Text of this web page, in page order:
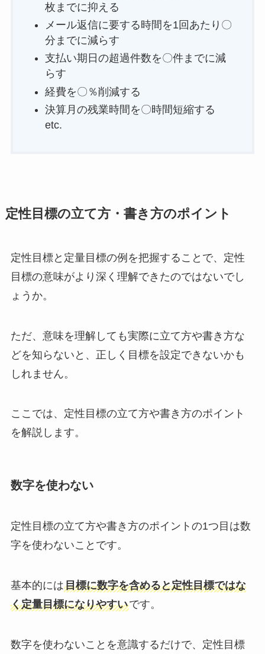
枚までに抑える
メール返信に要する時間を1回あたり〇
分までに減らす
支払い期日の超過件数を〇件までに減
らす
経費を〇％削減する
決算月の残業時間を〇時間短縮する
etc.
定性目標の立て方・書き方のポイント
定性目標と定量目標の例を把握することで、定性
目標の意味がより深く理解できたのではないでし
ょうか。
ただ、意味を理解しても実際に立て方や書き方な
どを知らないと、正しく目標を設定できないかも
しれません。
ここでは、定性目標の立て方や書き方のポイント
を解説します。
数字を使わない
定性目標の立て方や書き方のポイントの1つ目は数
字を使わないことです。
基本的には目標に数字を含めると定性目標ではな
く定量目標になりやすいです。
数字を使わないことを意識するだけで、定性目標